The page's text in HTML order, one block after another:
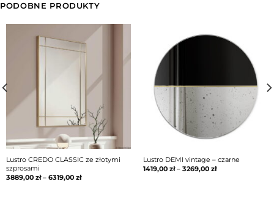
PODOBNE PRODUKTY
Lustro CREDO CLASSIC ze złotymi
szprosami
3889,00 zł– 6319,00 zł
Lustro DEMI vintage – czarne
1419,00 zł– 3269,00 zł